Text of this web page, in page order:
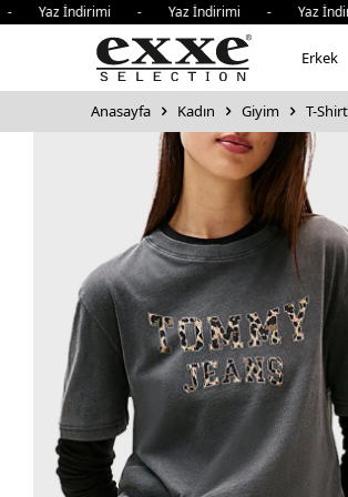
İndirimi - Yaz İndirimi - Yaz
Erkek
Anasayfa Kadın Giyim T-Shirt